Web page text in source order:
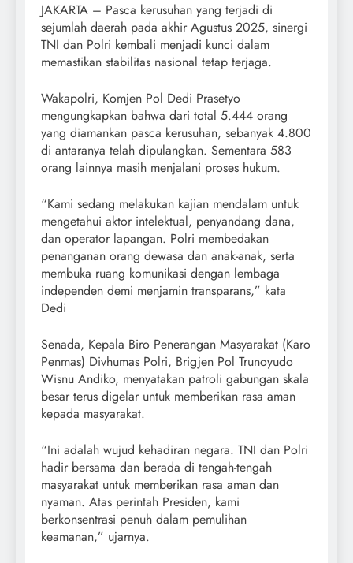
JAKARTA – Pasca kerusuhan yang terjadi di
sejumlah daerah pada akhir Agustus 2025, sinergi
TNI dan Polri kembali menjadi kunci dalam
memastikan stabilitas nasional tetap terjaga.
Wakapolri, Komjen Pol Dedi Prasetyo
mengungkapkan bahwa dari total 5.444 orang
yang diamankan pasca kerusuhan, sebanyak 4.800
di antaranya telah dipulangkan. Sementara 583
orang lainnya masih menjalani proses hukum.
“Kami sedang melakukan kajian mendalam untuk
mengetahui aktor intelektual, penyandang dana,
dan operator lapangan. Polri membedakan
penanganan orang dewasa dan anak-anak, serta
membuka ruang komunikasi dengan lembaga
independen demi menjamin transparans,” kata
Dedi
Senada, Kepala Biro Penerangan Masyarakat (Karo
Penmas) Divhumas Polri, Brigjen Pol Trunoyudo
Wisnu Andiko, menyatakan patroli gabungan skala
besar terus digelar untuk memberikan rasa aman
kepada masyarakat.
“Ini adalah wujud kehadiran negara. TNI dan Polri
hadir bersama dan berada di tengah-tengah
masyarakat untuk memberikan rasa aman dan
nyaman. Atas perintah Presiden, kami
berkonsentrasi penuh dalam pemulihan
keamanan,” ujarnya.